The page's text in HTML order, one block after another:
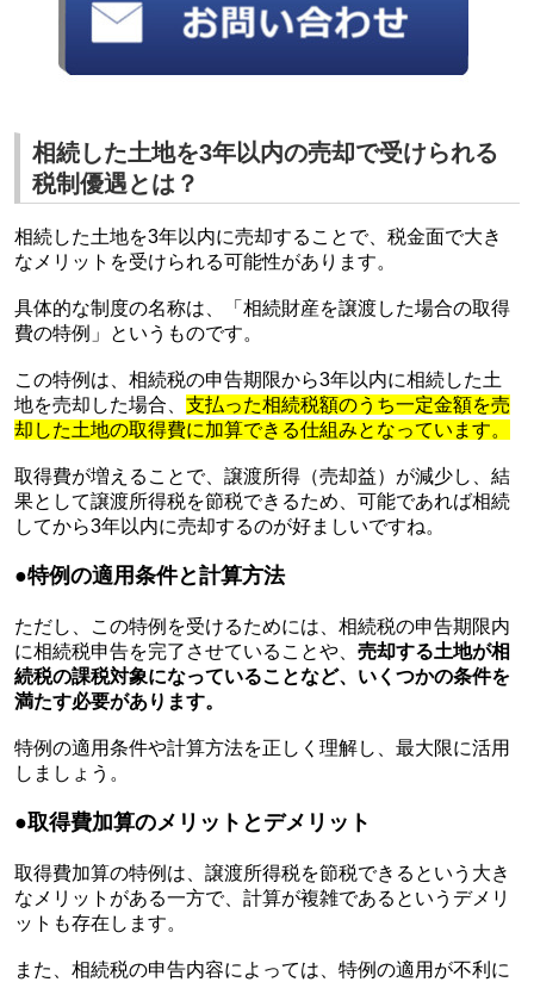
相続した土地を3年以内の売却で受けられる
税制優遇とは？
相続した土地を3年以内に売却することで、税金面で大き
なメリットを受けられる可能性があります。
具体的な制度の名称は、
「相続財産を譲渡した場合の取得
費の特例」というものです。
この特例は、相続税の申告期限から3年以内に相続した土
地を売却した場合、 支払った相続税額のうち一定金額を売
却した土地の取得費に加算できる仕組みとなっています。
取得費が増えることで、譲渡所得（売却益）が減少し、結
果として譲渡所得税を節税できるため、可能であれば相続
してから3年以内に売却するのが好ましいですね。
●特例の適用条件と計算方法
ただし、この特例を受けるためには、相続税の申告期限内
に相続税申告を完了させていることや、 売却する土地が相
続税の課税対象になっていることなど、いくつかの条件を
満たす必要があります。
特例の適用条件や計算方法を正しく理解し、最大限に活用
しましょう。
●取得費加算のメリットとデメリット
取得費加算の特例は、譲渡所得税を節税できるという大き
なメリットがある一方で、計算が複雑であるというデメリ
ットも存在します。
また、相続税の申告内容によっては、特例の適用が不利に